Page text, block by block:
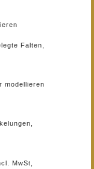
Falten,
modellieren
MwSt,